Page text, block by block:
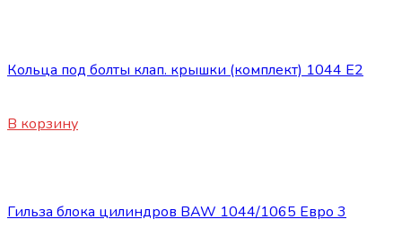
Кольца под болты клап. крышки (комплект) 1044 Е2
В корзину
Гильза блока цилиндров BAW 1044/1065 Евро 3